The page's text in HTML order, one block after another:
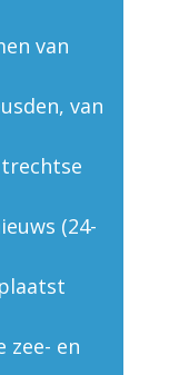
van
van
(24-
zee- en